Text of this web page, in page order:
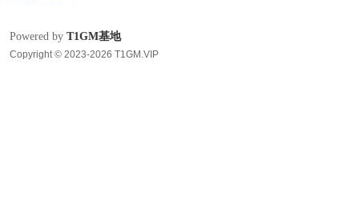
Powered by T1GM基地
Copyright © 2023-2026 T1GM.VIP